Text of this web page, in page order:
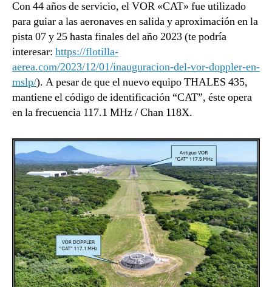
Con 44 años de servicio, el VOR «CAT» fue utilizado
para guiar a las aeronaves en salida y aproximación en la
pista 07 y 25 hasta finales del año 2023 (te podría
interesar: https://flotilla-
aerea.com/2023/12/01/inauguracion-del-vor-doppler-en-
mslp/). A pesar de que el nuevo equipo THALES 435,
mantiene el código de identificación “CAT”, éste opera
en la frecuencia 117.1 MHz / Chan 118X.